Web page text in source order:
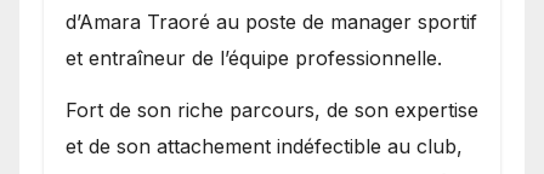
d’Amara Traoré au poste de manager sportif
et entraîneur de l’équipe professionnelle.
Fort de son riche parcours, de son expertise
et de son attachement indéfectible au club,